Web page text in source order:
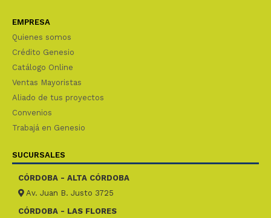
EMPRESA
Quienes somos
Crédito Genesio
Catálogo Online
Ventas Mayoristas
Aliado de tus proyectos
Convenios
Trabajá en Genesio
SUCURSALES
CÓRDOBA - ALTA CÓRDOBA
Av. Juan B. Justo 3725
CÓRDOBA - LAS FLORES